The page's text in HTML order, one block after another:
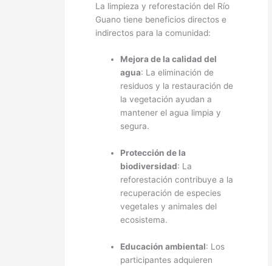
La limpieza y reforestación del Río
Guano tiene beneficios directos e
indirectos para la comunidad:
Mejora de la calidad del
agua: La eliminación de
residuos y la restauración de
la vegetación ayudan a
mantener el agua limpia y
segura.
Protección de la
biodiversidad: La
reforestación contribuye a la
recuperación de especies
vegetales y animales del
ecosistema.
Educación ambiental: Los
participantes adquieren